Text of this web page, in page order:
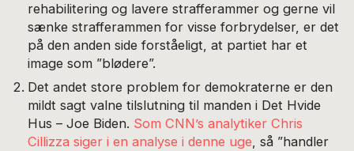
rehabilitering og lavere strafferammer og gerne vil
sænke strafferammen for visse forbrydelser, er det
på den anden side forståeligt, at partiet har et
image som ”blødere”.
Det andet store problem for demokraterne er den
mildt sagt valne tilslutning til manden i Det Hvide
Hus – Joe Biden. Som CNN’s analytiker Chris
Cillizza siger i en analyse i denne uge, så ”handler